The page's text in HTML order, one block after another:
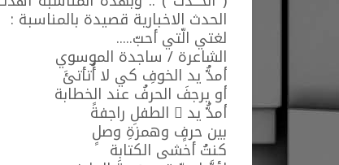
الحدث الاخبارية قصيدة بالمناسبة :
لغتي الّتي أحبّ.....
الشاعرة / ساجدة الموسوي
أمدُّ يد الخوفِ كي لا أُتأتئَ
أو يرجفَ الحرفُ عند الخطابة
أمدُّ يد َ الطفلِ راجفةً
بين حرفٍ وهمزةِ وصلٍ
كنتُ أخشى الكتابة